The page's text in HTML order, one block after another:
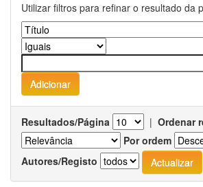
Utilizar filtros para refinar o resultado da
Resultados/Página | Ordenar
Por ordem
Autores/Registo